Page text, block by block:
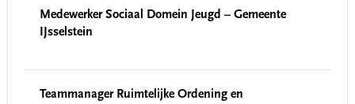
Medewerker Sociaal Domein Jeugd – Gemeente
IJsselstein
Teammanager Ruimtelijke Ordening en